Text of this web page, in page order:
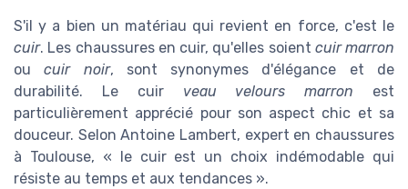
S'il y a bien un matériau qui revient en force, c'est le
cuir. Les chaussures en cuir, qu'elles soient cuir marron
oucuir noir, sont synonymes d'élégance et de
durabilité. Le cuir veau velours marron est
particulièrement apprécié pour son aspect chic et sa
douceur. Selon Antoine Lambert, expert en chaussures
à Toulouse, « le cuir est un choix indémodable qui
résiste au temps et aux tendances ».